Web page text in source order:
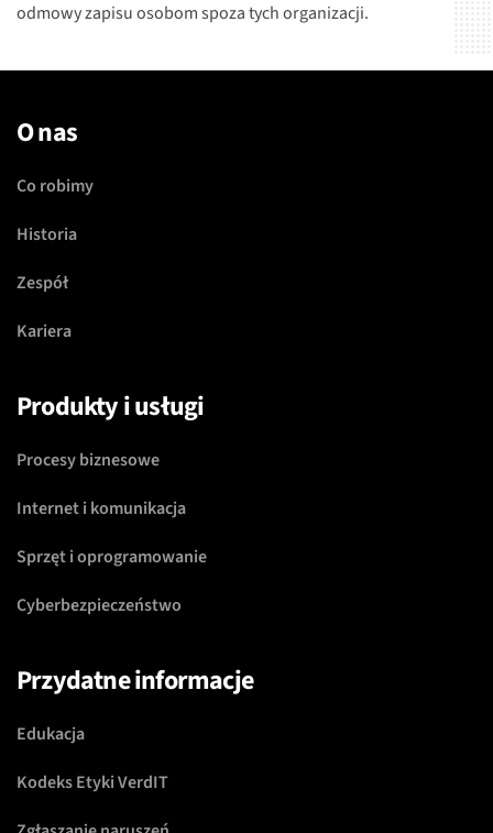
odmowy zapisu osobom spoza tych organizacji.
O nas
Co robimy
Historia
Zespół
Kariera
Produkty i usługi
Procesy biznesowe
Internet i komunikacja
Sprzęt i oprogramowanie
Cyberbezpieczeństwo
Przydatne informacje
Edukacja
Kodeks Etyki VerdIT